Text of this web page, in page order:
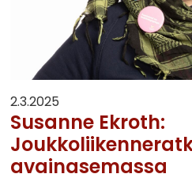
2.3.2025
Susanne Ekroth:
avainasemassa